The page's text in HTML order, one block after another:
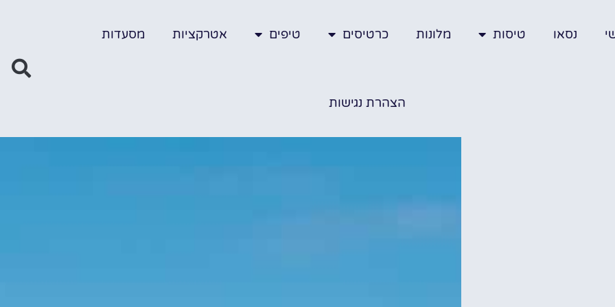
נסאו טיסות מלונות כרטיסים טיפים אטרקציות מסעדות
הצהרת נגישות